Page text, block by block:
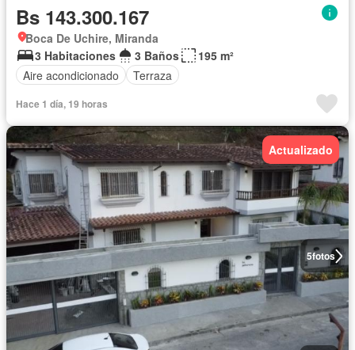
Bs 143.300.167
Boca De Uchire, Miranda
3 Habitaciones
3 Baños
195 m²
Aire acondicionado
Terraza
Hace 1 día, 19 horas
5fotos
Actualizado